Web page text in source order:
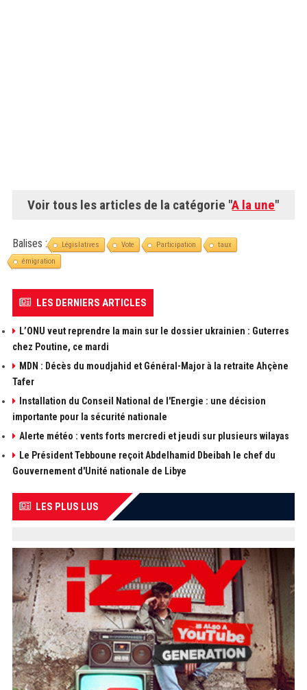
Voir tous les articles de la catégorie "A la une"
Balises : Législatives Vote Participation
taux
émigration
LES DERNIERS ARTICLES
L’ONU veut reprendre la main sur le dossier ukrainien : Guterres
chez Poutine, ce mardi
MDN : Décès du moudjahid et Général-Major à la retraite Ahçène
Tafer
Installation du Conseil National de l'Energie : une décision
importante pour la sécurité nationale
Alerte météo : vents forts mercredi et jeudi sur plusieurs wilayas
Le Président Tebboune reçoit Abdelhamid Dbeibah le chef du
Gouvernement d'Unité nationale de Libye
LES PLUS LUS